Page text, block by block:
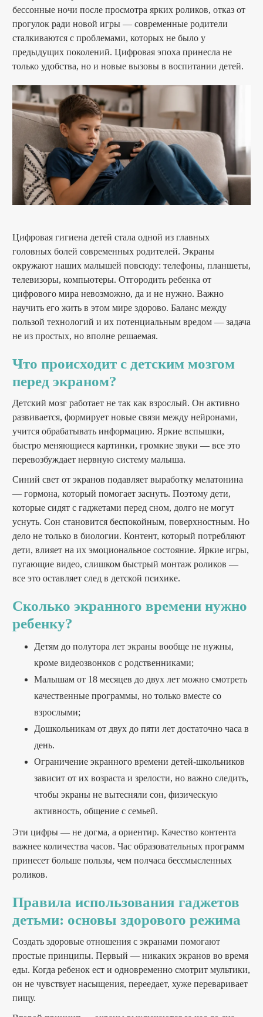
бессонные ночи после просмотра ярких роликов, отказ от
прогулок ради новой игры — современные родители
сталкиваются с проблемами, которых не было у
предыдущих поколений. Цифровая эпоха принесла не
только удобства, но и новые вызовы в воспитании детей.
Цифровая гигиена детей стала одной из главных
головных болей современных родителей. Экраны
окружают наших малышей повсюду: телефоны, планшеты,
телевизоры, компьютеры. Отгородить ребенка от
цифрового мира невозможно, да и не нужно. Важно
научить его жить в этом мире здорово. Баланс между
пользой технологий и их потенциальным вредом — задача
не из простых, но вполне решаемая.
Что происходит с детским мозгом
перед экраном?
Детский мозг работает не так как взрослый. Он активно
развивается, формирует новые связи между нейронами,
учится обрабатывать информацию. Яркие вспышки,
быстро меняющиеся картинки, громкие звуки — все это
перевозбуждает нервную систему малыша.
Синий свет от экранов подавляет выработку мелатонина
— гормона, который помогает заснуть. Поэтому дети,
которые сидят с гаджетами перед сном, долго не могут
уснуть. Сон становится беспокойным, поверхностным. Но
дело не только в биологии. Контент, который потребляют
дети, влияет на их эмоциональное состояние. Яркие игры,
пугающие видео, слишком быстрый монтаж роликов —
все это оставляет след в детской психике.
Сколько экранного времени нужно
ребенку?
Детям до полутора лет экраны вообще не нужны,
кроме видеозвонков с родственниками;
Малышам от 18 месяцев до двух лет можно смотреть
качественные программы, но только вместе со
взрослыми;
Дошкольникам от двух до пяти лет достаточно часа в
день.
Ограничение экранного времени детей-школьников
зависит от их возраста и зрелости, но важно следить,
чтобы экраны не вытесняли сон, физическую
активность, общение с семьей.
Эти цифры — не догма, а ориентир. Качество контента
важнее количества часов. Час образовательных программ
принесет больше пользы, чем полчаса бессмысленных
роликов.
Правила использования гаджетов
детьми: основы здорового режима
Создать здоровые отношения с экранами помогают
простые принципы. Первый — никаких экранов во время
еды. Когда ребенок ест и одновременно смотрит мультики,
он не чувствует насыщения, переедает, хуже переваривает
пищу.